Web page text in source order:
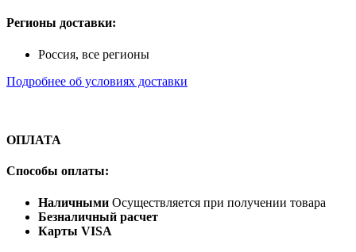
Регионы доставки:
Россия, все регионы
Подробнее об условиях доставки
ОПЛАТА
Способы оплаты:
Наличными Осуществляется при получении товара
Безналичный расчет
Карты VISA